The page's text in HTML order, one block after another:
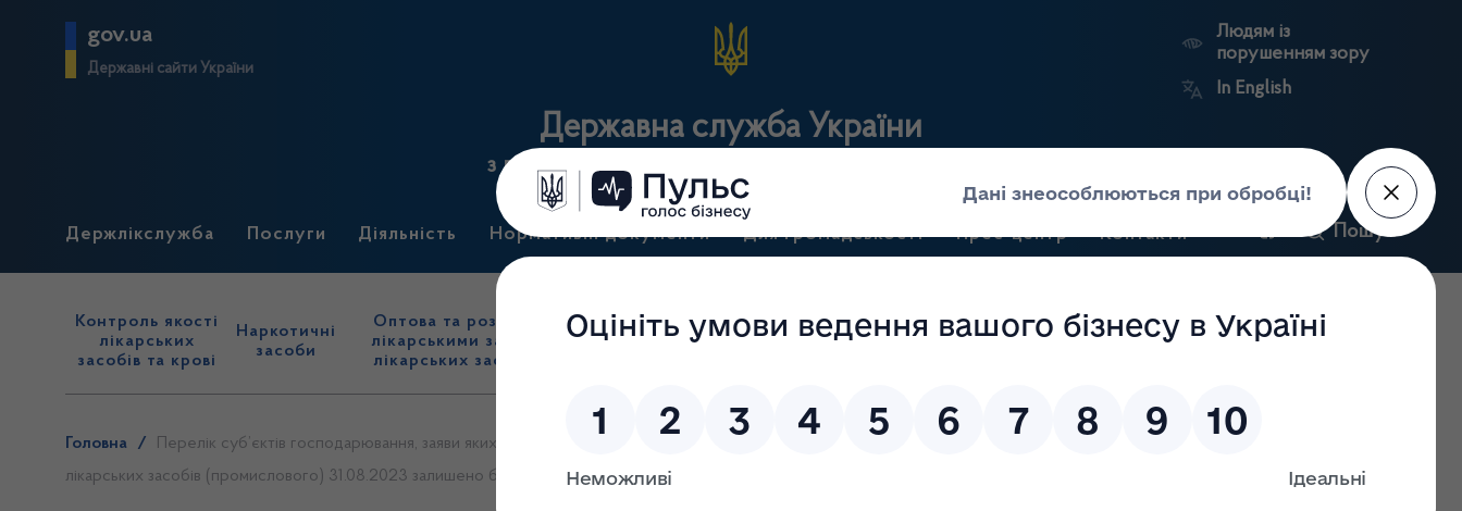
gov.ua
Державні сайти України
Державна служба України
з лікарських засобів та контролю за наркотиками
Людям із
порушенням зору
In English
Держлікслужба Послуги Діяльність Нормативні документи Для громадськості Прес-центр Контакти Пошук
Контроль якості
лікарських
засобів та крові
Наркотичні
засоби
Оптова та роздрібна торгівля
лікарськими засобами, імпорт
лікарських засобів (крім АФІ)
Державний
нагляд
виробництва лікарських
Ринковий
Державні
Антикорупційний
портал
Головна /
Перелік суб’єктів господарювання, заяви яких про анулювання або часткове анулювання ліцензії/звуження провадження виду господарської діяльності з виробництва
лікарських засобів (промислового) 31.08.2023 залишено без розгляду